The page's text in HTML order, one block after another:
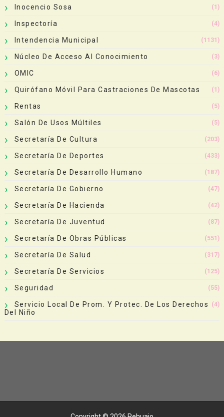
Inocencio Sosa (1)
Inspectoría (4)
Intendencia Municipal (1131)
Núcleo De Acceso Al Conocimiento (3)
OMIC (6)
Quirófano Móvil Para Castraciones De Mascotas (1)
Rentas (5)
Salón De Usos Múltiles (5)
Secretaría De Cultura (203)
Secretaría De Deportes (433)
Secretaría De Desarrollo Humano (187)
Secretaría De Gobierno (47)
Secretaría De Hacienda (42)
Secretaría De Juventud (87)
Secretaría De Obras Públicas (551)
Secretaría De Salud (317)
Secretaría De Servicios (125)
Seguridad (55)
Servicio Local De Prom. Y Protec. De Los Derechos
Del Niño
(4)